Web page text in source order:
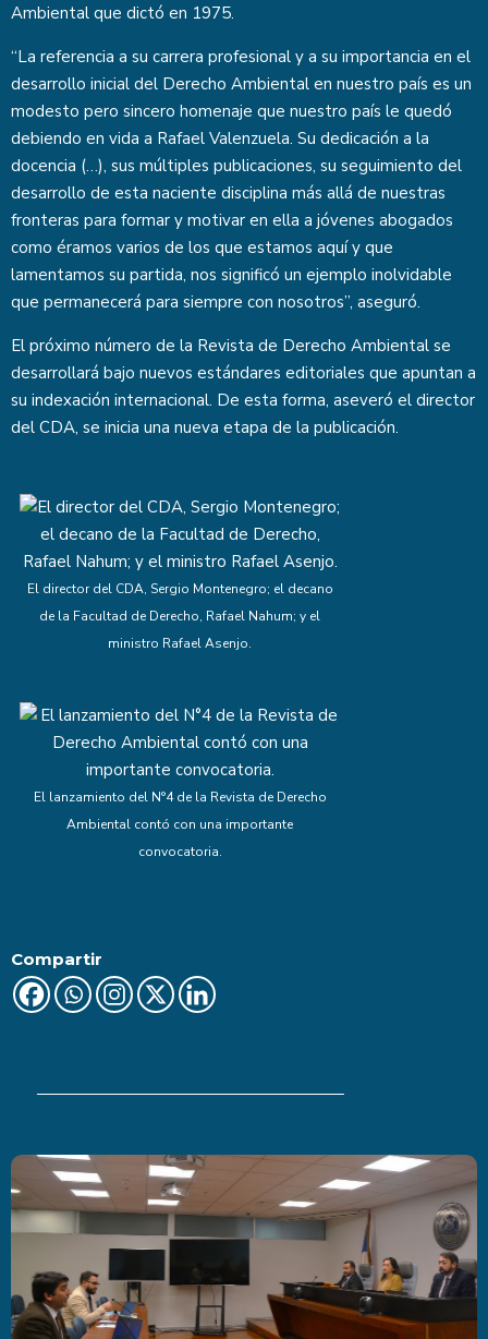
Ambiental que dictó en 1975.
“La referencia a su carrera profesional y a su importancia en el
desarrollo inicial del Derecho Ambiental en nuestro país es un
modesto pero sincero homenaje que nuestro país le quedó
debiendo en vida a Rafael Valenzuela. Su dedicación a la
docencia (…), sus múltiples publicaciones, su seguimiento del
desarrollo de esta naciente disciplina más allá de nuestras
fronteras para formar y motivar en ella a jóvenes abogados
como éramos varios de los que estamos aquí y que
lamentamos su partida, nos significó un ejemplo inolvidable
que permanecerá para siempre con nosotros”, aseguró.
El próximo número de la Revista de Derecho Ambiental se
desarrollará bajo nuevos estándares editoriales que apuntan a
su indexación internacional. De esta forma, aseveró el director
del CDA, se inicia una nueva etapa de la publicación.
El director del CDA, Sergio Montenegro; el decano
de la Facultad de Derecho, Rafael Nahum; y el
ministro Rafael Asenjo.
El lanzamiento del N°4 de la Revista de Derecho
Ambiental contó con una importante
convocatoria.
Compartir